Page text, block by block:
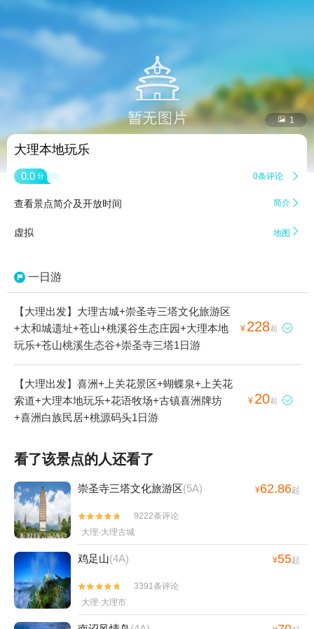
 1
大理本地玩乐
0.0 分 0条评论 
查看景点简介及开放时间 简介 
虚拟 地图 
一日游
【大理出发】大理古城+崇圣寺三塔文化旅游区
+太和城遗址+苍山+桃溪谷生态庄园+大理本地
玩乐+苍山桃溪生态谷+崇圣寺三塔1日游
¥ 228起 
【大理出发】喜洲+上关花景区+蝴蝶泉+上关花
索道+大理本地玩乐+花语牧场+古镇喜洲牌坊
+喜洲白族民居+桃源码头1日游
¥ 20起 
看了该景点的人还看了
崇圣寺三塔文化旅游区(5A) ¥62.86起


9222条评论
大理·大理古城
鸡足山(4A) ¥55起


3391条评论
大理·大理市